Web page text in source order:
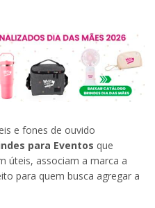
e fones de ouvido
para Eventos que
úteis, associam a marca a
para quem busca agregar a